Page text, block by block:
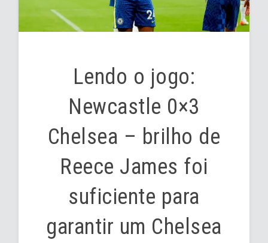
Lendo o jogo:
Newcastle 0×3
Chelsea – brilho de
Reece James foi
suficiente para
garantir um Chelsea